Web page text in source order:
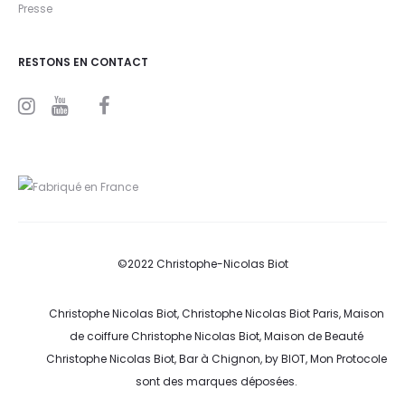
Presse
RESTONS EN CONTACT
a
u
b
©2022 Christophe-Nicolas Biot
Christophe Nicolas Biot, Christophe Nicolas Biot Paris, Maison
de coiffure Christophe Nicolas Biot, Maison de Beauté
Christophe Nicolas Biot, Bar à Chignon, by BIOT, Mon Protocole
sont des marques déposées.